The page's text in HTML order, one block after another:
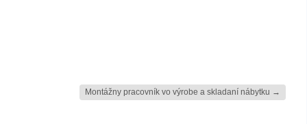
Montážny pracovník vo výrobe a skladaní nábytku →